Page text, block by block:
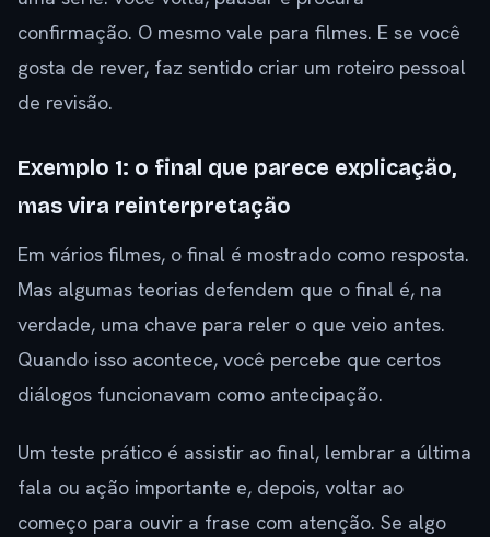
confirmação. O mesmo vale para filmes. E se você
gosta de rever, faz sentido criar um roteiro pessoal
de revisão.
Exemplo 1: o final que parece explicação,
mas vira reinterpretação
Em vários filmes, o final é mostrado como resposta.
Mas algumas teorias defendem que o final é, na
verdade, uma chave para reler o que veio antes.
Quando isso acontece, você percebe que certos
diálogos funcionavam como antecipação.
Um teste prático é assistir ao final, lembrar a última
fala ou ação importante e, depois, voltar ao
começo para ouvir a frase com atenção. Se algo